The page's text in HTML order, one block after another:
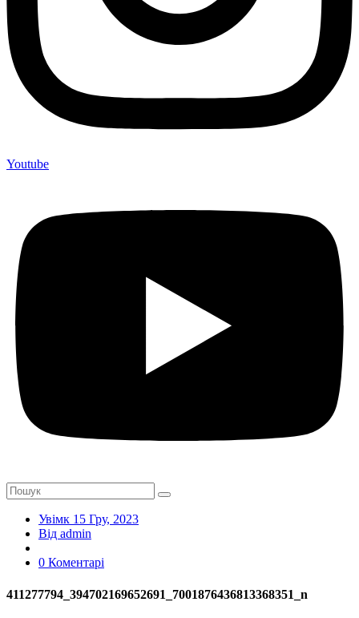
Youtube
Увімк 15 Гру, 2023
Від admin
0 Коментарі
411277794_394702169652691_7001876436813368351_n